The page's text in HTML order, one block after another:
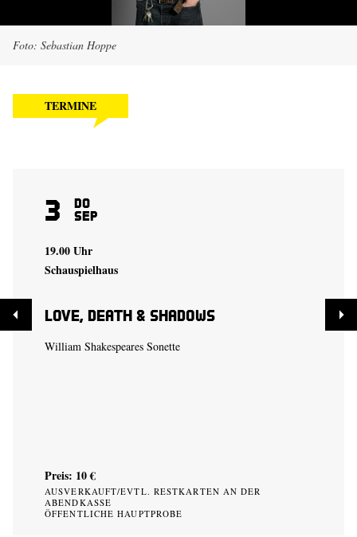
Foto: Sebastian Hoppe
TERMINE
3 Do
Sep
19.00 Uhr
Schauspielhaus
Love, Death & Shadows
William Shakespeares Sonette
Preis: 10 €
AUSVERKAUFT/EVTL. RESTKARTEN AN DER
ABENDKASSE
ÖFFENTLICHE HAUPTPROBE